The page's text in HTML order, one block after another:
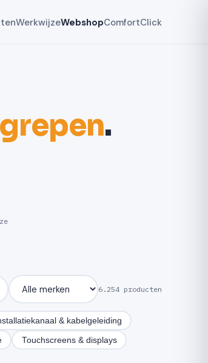
WerkwijzeWebshopComfortClick
.
6.254 producten
& kabelgeleiding
Touchscreens & displays